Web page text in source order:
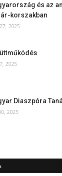
és az
korszakban
2025
2025
Diaszpóra
2025